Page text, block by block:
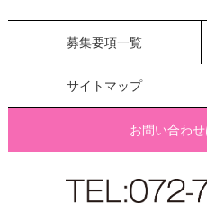
募集要項一覧
サイトマップ
お問い合わ